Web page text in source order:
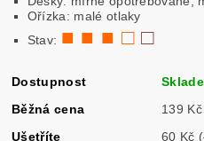
Ořízka: malé otlaky
Stav: ■ ■ ■ □ □
Dostupnost
Běžná cena
139 Kč
Ušetříte
60 Kč